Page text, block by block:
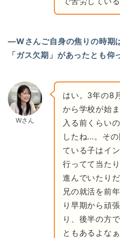
―Wさんご自身の焦りの時期
「ガス欠期」があったとも仰
Wさん
はい。3年の8
から学校が始
入る前くらい
したね…。そ
ている子はイ
行ってて当た
進んでいたり
兄の就活を前
り早期から頑
り、後半の方
ともあるよな